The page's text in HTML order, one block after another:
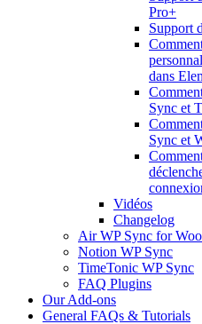
Pro+
Support
dans
Sync et
Sync et
Vidéos
Changelog
Air WP Sync for
Notion WP Sync
TimeTonic WP Sync
FAQ Plugins
Our Add-ons
General FAQs & Tutorials